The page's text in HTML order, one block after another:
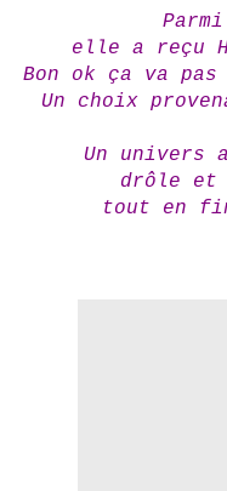
elle a reçu
Bon ok ça va
Un choix
Un univers
drôle et
tout en